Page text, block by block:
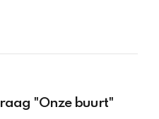
"Onze buurt"